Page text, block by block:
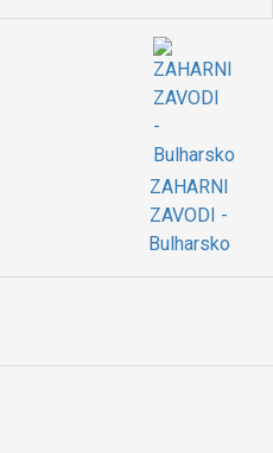
ZAHARNI
ZAVODI -
Bulharsko